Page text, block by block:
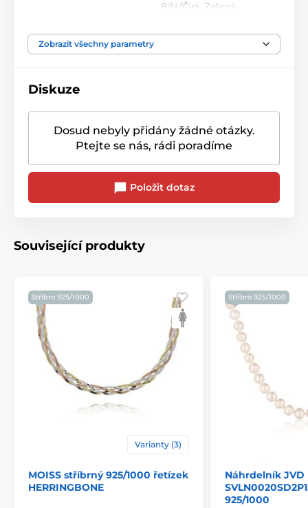
Bílá/Čirá Zelená
Zobrazit všechny parametry
Diskuze
Dosud nebyly přidány žádné otázky.
Ptejte se nás, rádi poradíme
Položit dotaz
Související produkty
Stříbro 925/1000
Varianty (3)
MOISS stříbrný 925/1000 řetízek
HERRINGBONE
Stříbro 925/1000
Náhrdelník JVD
925/1000